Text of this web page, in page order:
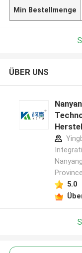
Min Bestellmenge
ÜBER UNS
5.0